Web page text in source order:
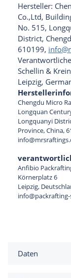
Hersteller:
Co.,Ltd,
No. 515,
District,
610199,
Schellin &
Leipzig,
Chengdu Micro
Longquan
Longquanyi
Province, China,
Anfibio
Körnerplatz 6
Leipzig,
Daten